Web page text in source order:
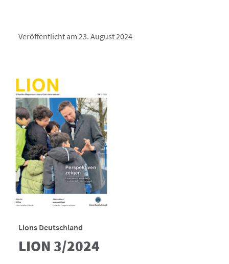
Veröffentlicht am 23. August 2024
Lions Deutschland
LION 3/2024